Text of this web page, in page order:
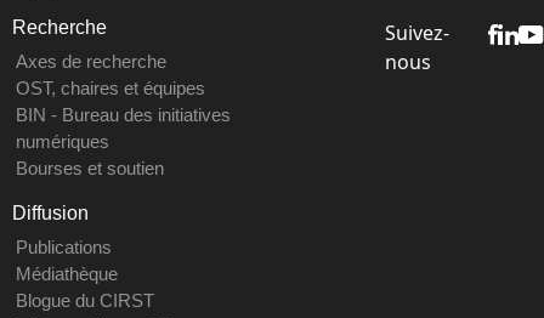
Recherche
Axes de recherche
OST, chaires et équipes
BIN - Bureau des initiatives
numériques
Bourses et soutien
Diffusion
Publications
Médiathèque
Blogue du CIRST
Suivez-
nous